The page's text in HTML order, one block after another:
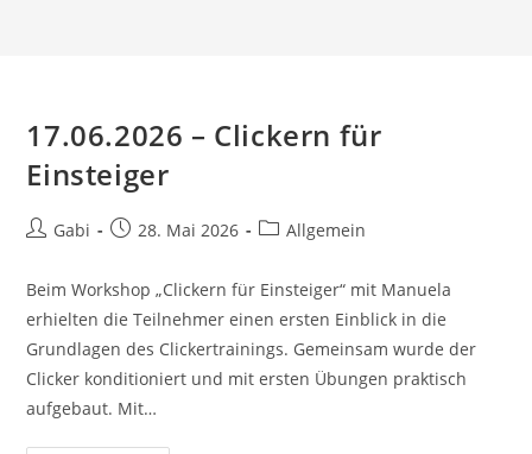
17.06.2026 – Clickern für
Einsteiger
Beitrags-
Gabi
Beitrag28. Mai 2026
Beitrags-
Allgemein
Beim Workshop „Clickern für Einsteiger“ mit Manuela
erhielten die Teilnehmer einen ersten Einblick in die
Grundlagen des Clickertrainings. Gemeinsam wurde der
Clicker konditioniert und mit ersten Übungen praktisch
aufgebaut. Mit…